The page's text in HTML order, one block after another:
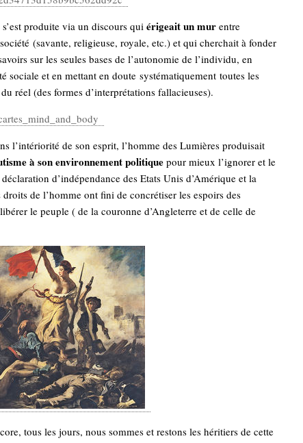
produite via un discours qui érigeait un mur entre
(savante, religieuse, royale, etc.) et qui cherchait à fonder
sur les seules bases de l’autonomie de l’individu, en
sociale et en mettant en doute systématiquement toutes les
réel (des formes d’interprétations fallacieuses).
l’intériorité de son esprit, l’homme des Lumières produisait
à son environnement politique pour mieux l’ignorer et le
d’indépendance des Etats Unis d’Amérique et la
de l’homme ont fini de concrétiser les espoirs des
le peuple ( de la couronne d’Angleterre et de celle de
tous les jours, nous sommes et restons les héritiers de cette